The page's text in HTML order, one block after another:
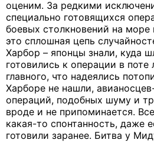
оценим. За редкими
специально готовящихся
боевых столкновений на
это сплошная цепь
Харбор – японцы знали, куда
готовились к операции в поте
главного, что надеялись
Харборе не нашли,
операций, подобных шуму и
вроде и не припоминается.
какая-то спонтанность, даже
готовили заранее. Битва у